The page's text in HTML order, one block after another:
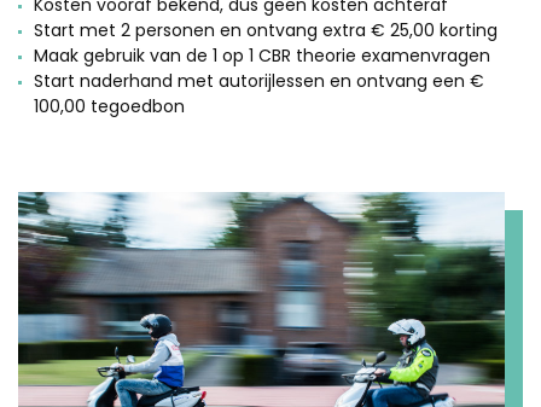
Start met 2 personen en ontvang extra € 25,00 korting
Maak gebruik van de 1 op 1 CBR theorie examenvragen
Start naderhand met autorijlessen en ontvang een €
100,00 tegoedbon